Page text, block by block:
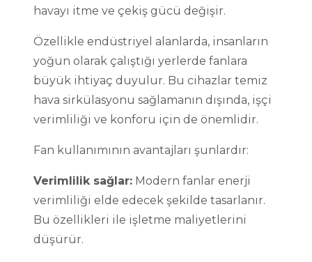
havayı itme ve çekiş gücü değişir.
Özellikle endüstriyel alanlarda, insanların
yoğun olarak çalıştığı yerlerde fanlara
büyük ihtiyaç duyulur. Bu cihazlar temiz
hava sirkülasyonu sağlamanın dışında, işçi
verimliliği ve konforu için de önemlidir.
Fan kullanımının avantajları şunlardır:
Verimlilik sağlar: Modern fanlar enerji
verimliliği elde edecek şekilde tasarlanır.
Bu özellikleri ile işletme maliyetlerini
düşürür.